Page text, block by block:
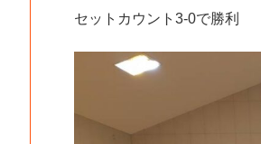
セットカウント3-0で勝利